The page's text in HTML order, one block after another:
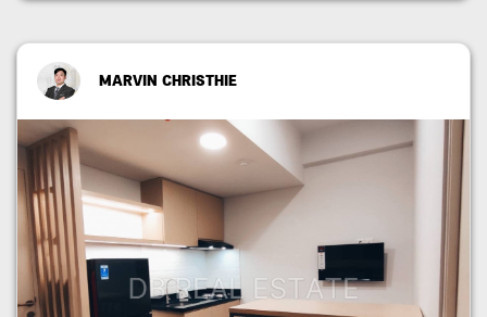
MARVIN CHRISTHIE